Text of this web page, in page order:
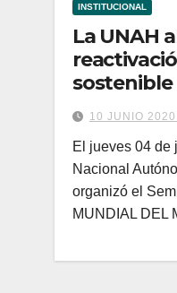
INSTITUCIONAL
La UNAH
cuarentena
10 JUNIO 2020
El jueves 04 de
Nacional
organizó el
MUNDIAL DEL